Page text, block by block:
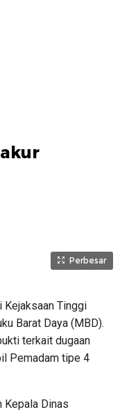
Perbesar
Kejaksaan Tinggi
Barat Daya (MBD).
terkait dugaan
Pemadam tipe 4
Kepala Dinas